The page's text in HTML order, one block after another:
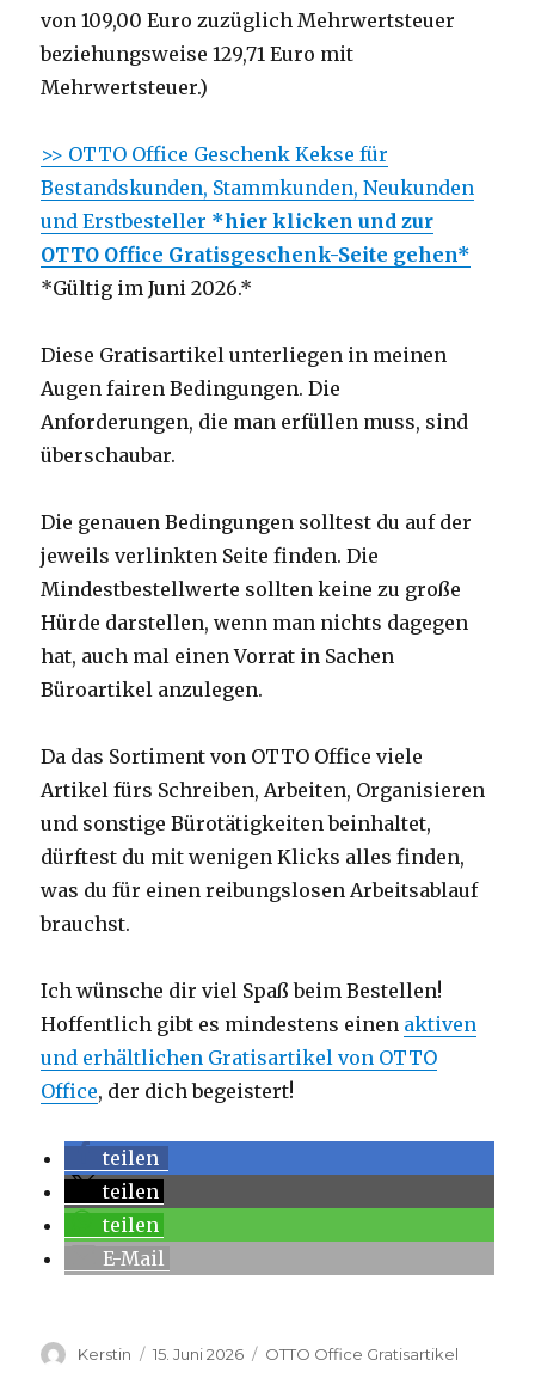
von 109,00 Euro zuzüglich Mehrwertsteuer
beziehungsweise 129,71 Euro mit
Mehrwertsteuer.)
>> OTTO Office Geschenk Kekse für
Bestandskunden, Stammkunden, Neukunden
und Erstbesteller *hier klicken und zur
OTTO Office Gratisgeschenk-Seite gehen*
*Gültig im Juni 2026.*
Diese Gratisartikel unterliegen in meinen
Augen fairen Bedingungen. Die
Anforderungen, die man erfüllen muss, sind
überschaubar.
Die genauen Bedingungen solltest du auf der
jeweils verlinkten Seite finden. Die
Mindestbestellwerte sollten keine zu große
Hürde darstellen, wenn man nichts dagegen
hat, auch mal einen Vorrat in Sachen
Büroartikel anzulegen.
Da das Sortiment von OTTO Office viele
Artikel fürs Schreiben, Arbeiten, Organisieren
und sonstige Bürotätigkeiten beinhaltet,
dürftest du mit wenigen Klicks alles finden,
was du für einen reibungslosen Arbeitsablauf
brauchst.
Ich wünsche dir viel Spaß beim Bestellen!
Hoffentlich gibt es mindestens einen aktiven
und erhältlichen Gratisartikel von OTTO
Office, der dich begeistert!
teilen
teilen
teilen
E-Mail
Autor
Kerstin
Veröffentlicht
15. Juni 2026 Kategorien
OTTO Office Gratisartikel